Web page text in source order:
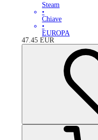
Steam
•
Chiave
•
EUROPA
47.45 EUR